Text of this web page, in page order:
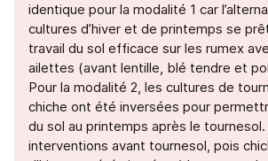
identique pour la modalité 1 car
cultures d’hiver et de printemps se
travail du sol efficace sur les rumex
ailettes (avant lentille, blé tendre et
Pour la modalité 2, les cultures de
chiche ont été inversées pour
du sol au printemps après le
interventions avant tournesol, pois